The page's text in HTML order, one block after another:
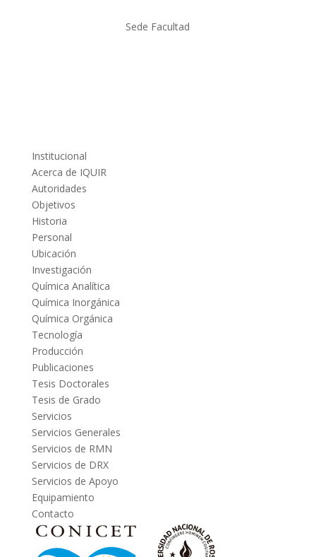
Sede Facultad
Institucional
Acerca de IQUIR
Autoridades
Objetivos
Historia
Personal
Ubicación
Investigación
Química Analítica
Química Inorgánica
Química Orgánica
Tecnología
Producción
Publicaciones
Tesis Doctorales
Tesis de Grado
Servicios
Servicios Generales
Servicios de RMN
Servicios de DRX
Servicios de Apoyo
Equipamiento
Contacto